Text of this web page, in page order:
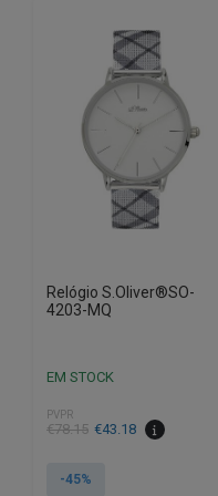
Relógio S.Oliver®SO-
4203-MQ
EM STOCK
PVPR
€78.15
O
original
€43.18
O
atual
-45%